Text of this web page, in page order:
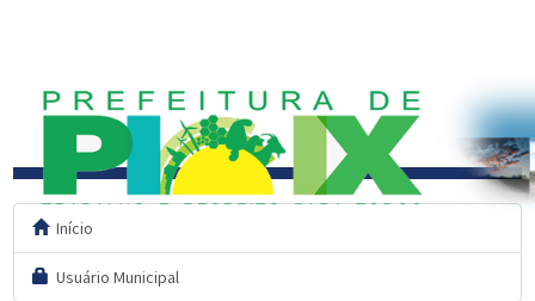
Início
Usuário Municipal